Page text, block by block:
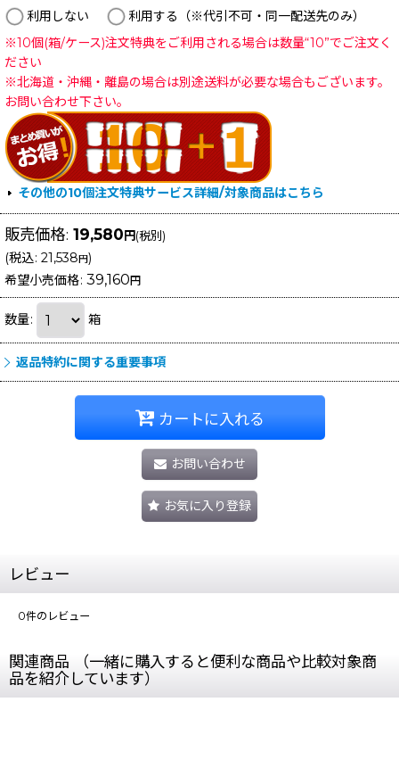
利用しない
利用する（※代引不可・同一配送先のみ）
※10個(箱/ケース)注文特典をご利用される場合は数量“10”でご注文く
ださい
※北海道・沖縄・離島の場合は別途送料が必要な場合もございます。
お問い合わせ下さい。
その他の10個注文特典サービス詳細/対象商品はこちら
販売価格: 19,580円(税別)
(税込: 21,538 円)
希望小売価格: 39,160 円
数量: 箱
返品特約に関する重要事項
カートに入れる
お問い合わせ
お気に入り登録
レビュー
0件のレビュー
関連商品 （一緒に購入すると便利な商品や比較対象商
品を紹介しています）